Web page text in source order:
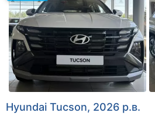
Hyundai Tucson, 2026 р.в.